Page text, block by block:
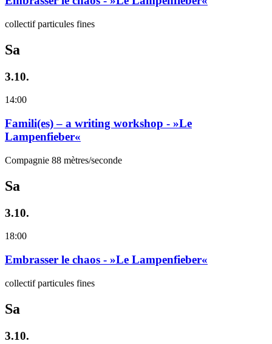
collectif particules fines
Sa
3.10.
14:00
Famili(es) – a writing workshop - »Le
Lampenfieber«
Compagnie 88 mètres/seconde
Sa
3.10.
18:00
Embrasser le chaos - »Le Lampenfieber«
collectif particules fines
Sa
3.10.